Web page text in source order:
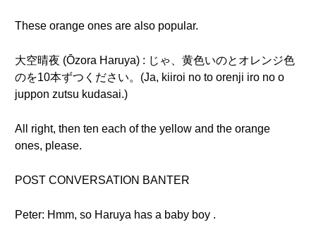
These orange ones are also popular.
大空晴夜 (Ōzora Haruya) : じゃ、黄色いのとオレンジ色
のを10本ずつください。(Ja, kiiroi no to orenji iro no o
juppon zutsu kudasai.)
All right, then ten each of the yellow and the orange
ones, please.
POST CONVERSATION BANTER
Peter: Hmm, so Haruya has a baby boy .